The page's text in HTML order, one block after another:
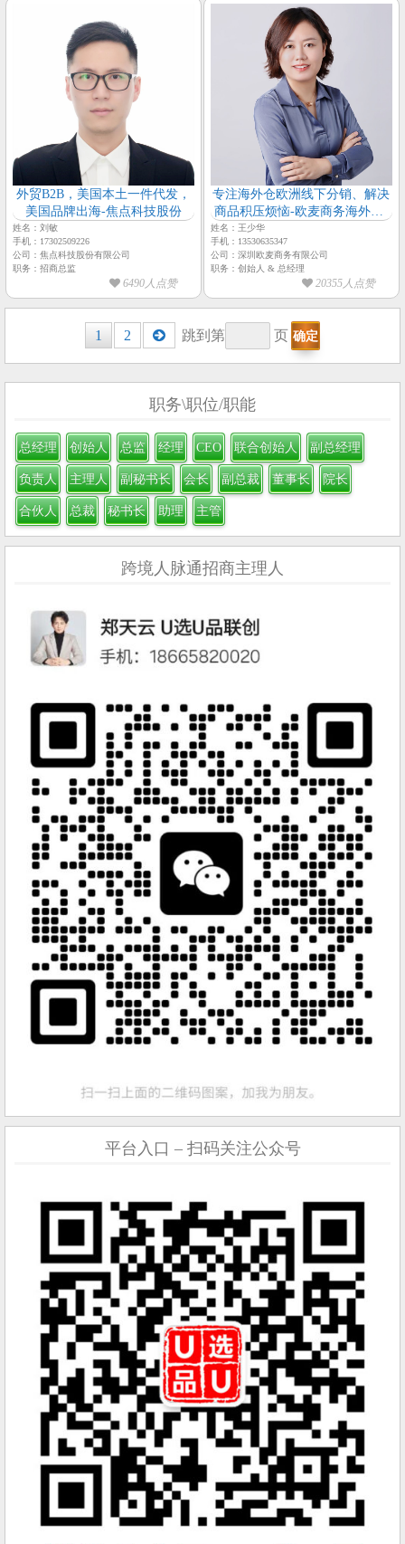
外贸B2B，美国本土一件代发，
美国品牌出海-焦点科技股份
姓名：刘敏
手机：17302509226
公司：焦点科技股份有限公司
职务：招商总监
6490人点赞
专注海外仓欧洲线下分销、解决
商品积压烦恼-欧麦商务海外仓-
【欧麦商务-总经理-王少华】
姓名：王少华
手机：13530635347
公司：深圳欧麦商务有限公司
职务：创始人 & 总经理
20355人点赞
1 2 跳到第 页
职务\职位/职能
总经理 创始人 总监 经理 CEO 联合创始人 副总经理
负责人 主理人 副秘书长 会长 副总裁 董事长 院长
合伙人 总裁 秘书长 助理 主管
跨境人脉通招商主理人
平台入口 – 扫码关注公众号